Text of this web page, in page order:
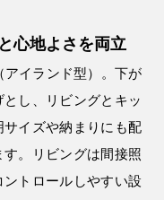
心地よさを両立
アイランド型）。下が
し、リビングとキッ
イズや納まりにも配
。リビングは間接照
トロールしやすい設